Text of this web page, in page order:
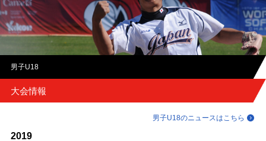
男子U18
大会情報
男子U18のニュースはこちら
2019